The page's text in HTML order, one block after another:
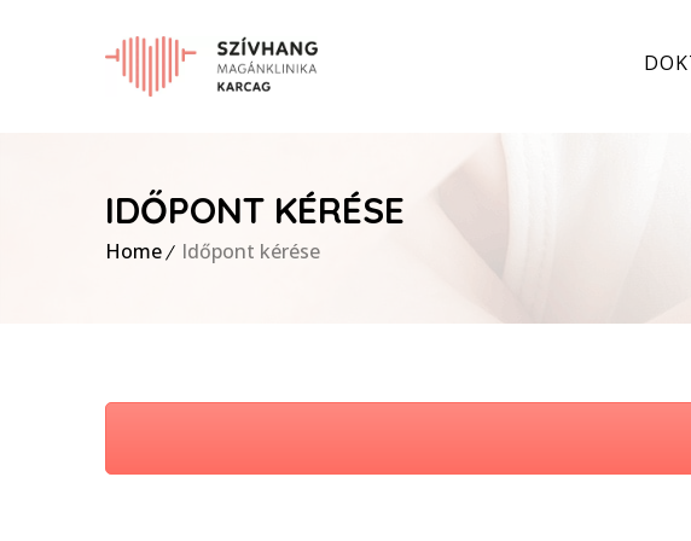
IDŐPONT KÉRÉSE
Home Időpont kérése